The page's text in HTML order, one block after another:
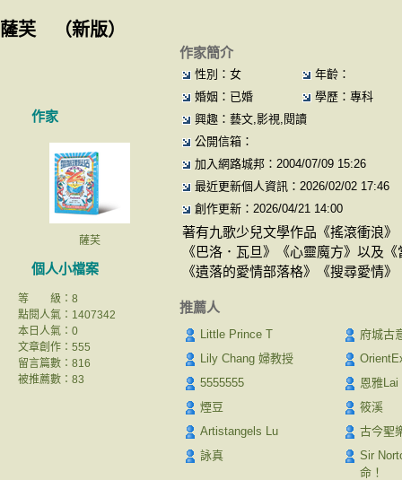
薩芙 （新版）
作家
薩芙
個人小檔案
等 級：8
點閱人氣：1407342
本日人氣：0
文章創作：555
留言篇數：816
被推薦數： 83
作家簡介
性別：女
年齡：
婚姻：已婚
學歷：專科
興趣：藝文,影視,閱讀
公開信箱：
加入網路城邦：2004/07/09 15:26
最近更新個人資訊：2026/02/02 17:46
創作更新：2026/04/21 14:00
著有九歌少兒文學作品《搖滾衝浪
《巴洛．瓦旦》《心靈魔方》以及
《遺落的愛情部落格》《搜尋愛情》
推薦人
Little Prince T
府城古
Lily Chang 婦教授
5555555
恩雅Lai
煙豆
筱溪
Artistangels Lu
古今聖
詠真
Sir
命！